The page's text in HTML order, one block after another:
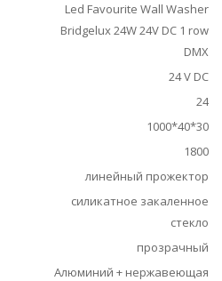
Led Favourite Wall Washer
Bridgelux 24W 24V DC 1 row
DMX
24 V DC
24
1000*40*30
1800
линейный прожектор
силикатное закаленное
стекло
прозрачный
Алюминий + нержавеющая